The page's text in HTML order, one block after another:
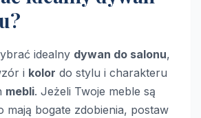
idealny dywan do salonu,
i kolor do stylu i charakteru
mebli. Jeżeli Twoje meble są
mają bogate zdobienia, postaw